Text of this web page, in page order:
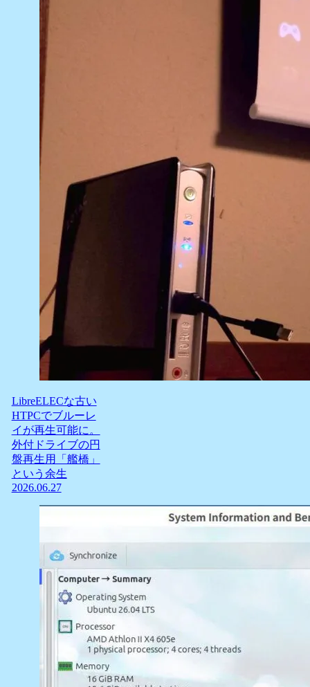
LibreELECな古い
HTPCでブルーレ
イが再生可能に。
外付ドライブの円
盤再生用「艦橋」
という余生
2026.06.27